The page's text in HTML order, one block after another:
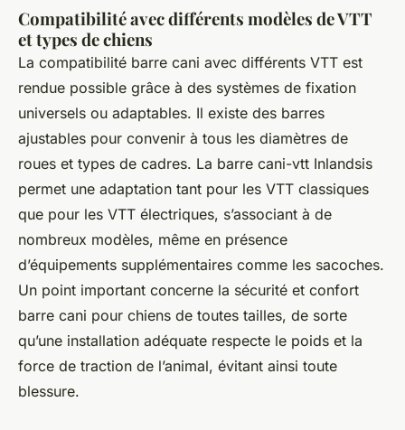
Compatibilité avec différents modèles de VTT
et types de chiens
La compatibilité barre cani avec différents VTT est
rendue possible grâce à des systèmes de fixation
universels ou adaptables. Il existe des barres
ajustables pour convenir à tous les diamètres de
roues et types de cadres. La barre cani-vtt Inlandsis
permet une adaptation tant pour les VTT classiques
que pour les VTT électriques, s’associant à de
nombreux modèles, même en présence
d’équipements supplémentaires comme les sacoches.
Un point important concerne la sécurité et confort
barre cani pour chiens de toutes tailles, de sorte
qu’une installation adéquate respecte le poids et la
force de traction de l’animal, évitant ainsi toute
blessure.